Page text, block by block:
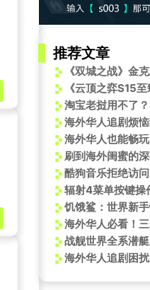
推荐文章
辐射4菜单按键操
战舰世界全系潜